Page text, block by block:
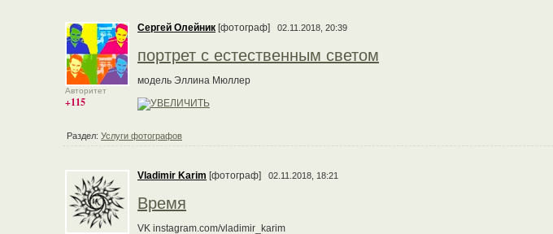
Авторитет
+115
Сергей Олейник [фотограф] 02.11.2018, 20:39
портрет с естественным светом
модель Эллина Мюллер
Раздел: Услуги фотографов
Vladimir Karim [фотограф] 02.11.2018, 18:21
Время
VK instagram.com/vladimir_karim